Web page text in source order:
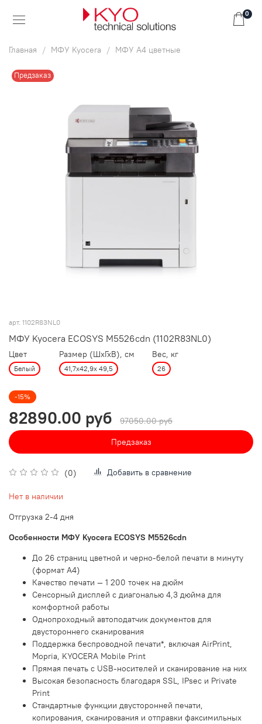
0
Главная МФУ Kyocera МФУ А4 цветные
Предзаказ
арт. 1102R83NL0
МФУ Kyocera ECOSYS M5526cdn (1102R83NL0)
(0) Добавить в сравнение
Цвет
Белый
Размер (ШхГхВ), см
41,7х42,9х 49,5
Вес, кг
26
-15%
82890.00 руб
97050.00 руб
Предзаказ
Нет в наличии
Отгрузка 2-4 дня
Особенности МФУ Kyocera ECOSYS M5526cdn
До 26 страниц цветной и черно-белой печати в минуту
(формат А4)
Качество печати — 1 200 точек на дюйм
Сенсорный дисплей с диагональю 4,3 дюйма для
комфортной работы
Однопроходный автоподатчик документов для
двустороннего сканирования
Поддержка беспроводной печати*, включая AirPrint,
Mopria, KYOCERA Mobile Print
Прямая печать с USB-носителей и сканирование на них
Высокая безопасность благодаря SSL, IPsec и Private
Print
Стандартные функции двусторонней печати,
копирования, сканирования и отправки факсимильных